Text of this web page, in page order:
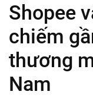
Shopee
chiếm
thương
Nam